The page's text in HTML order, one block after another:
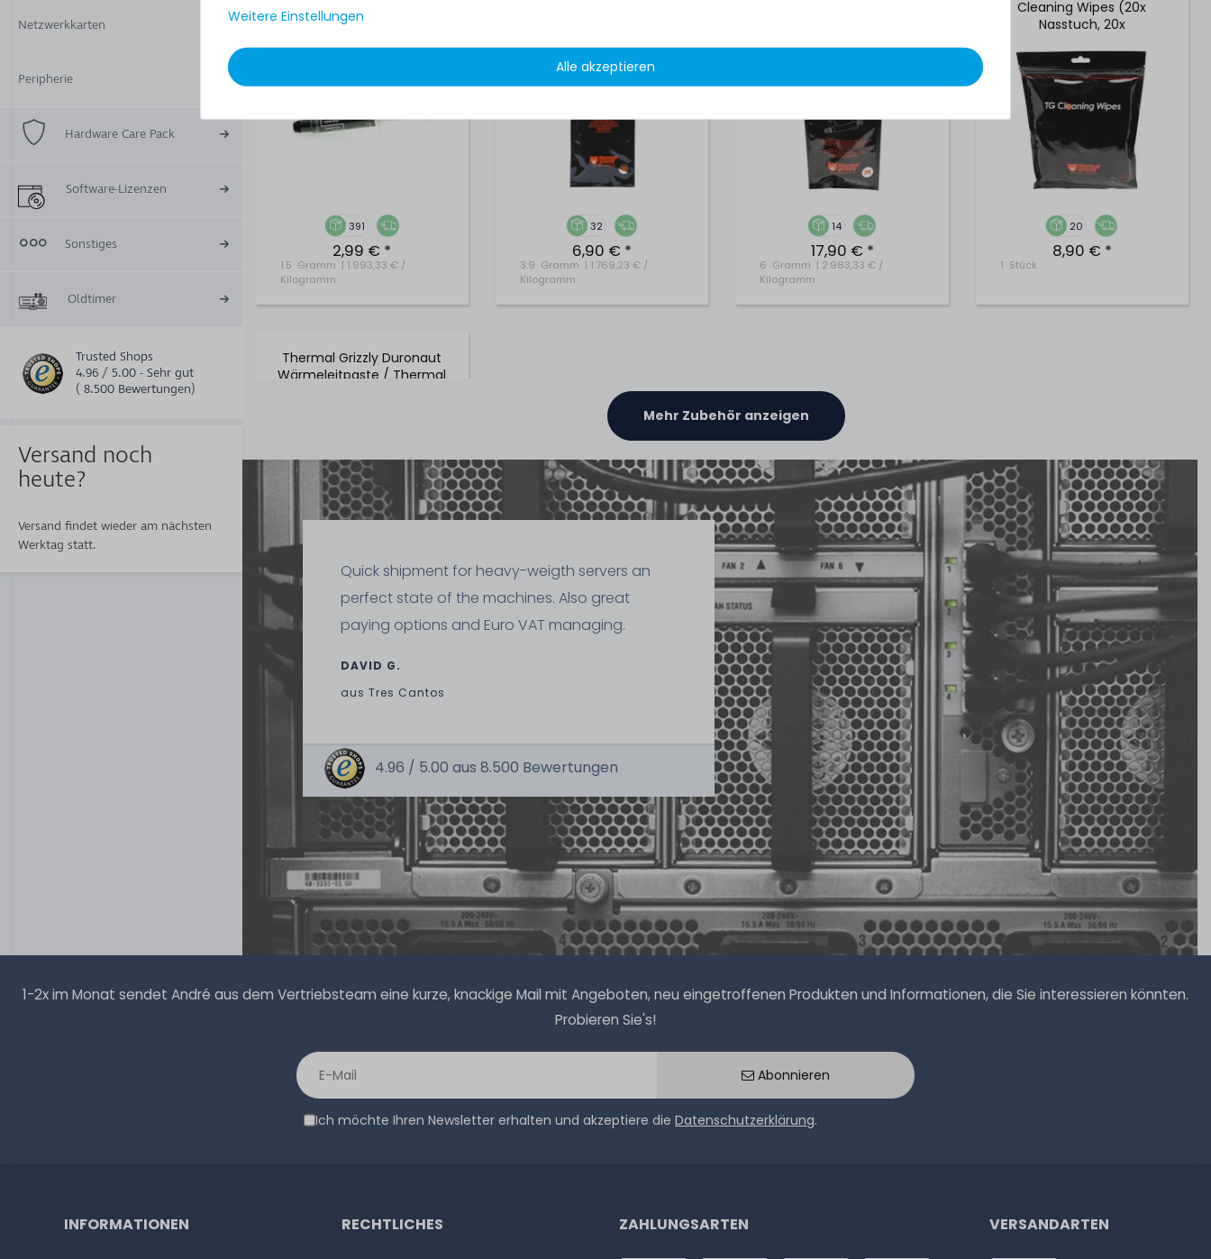
Netzwerkkarten
Peripherie
Hardware Care Pack
Software-Lizenzen
Sonstiges
Oldtimer
Trusted Shops
4.96 / 5.00 - Sehr gut
( 8.500 Bewertungen)
Versand noch
heute?
Versand findet wieder am nächsten
Werktag statt.
Paste - 1.5g Tube,
>5.15W/m-k
391
2,99 € *
1.5 Gramm | 1.993,33 € /
Kilogramm
32
6,90 € *
3.9 Gramm | 1.769,23 € /
Kilogramm
14
17,90 € *
6 Gramm | 2.983,33 € /
Kilogramm
Cleaning Wipes (20x
Nasstuch, 20x
20
8,90 € *
1 Stück
Thermal Grizzly Duronaut
Wärmeleitpaste / Thermal
9,90 € *
Kilogramm
Mehr Zubehör anzeigen
Quick shipment for heavy-weigth servers an
perfect state of the machines. Also great
paying options and Euro VAT managing.
DAVID G.
aus Tres Cantos
4.96 / 5.00 aus 8.500 Bewertungen
1-2x im Monat sendet André aus dem Vertriebsteam eine kurze, knackige Mail mit Angeboten, neu eingetroffenen Produkten und Informationen, die Sie interessieren könnten.
Probieren Sie's!
Abonnieren
Ich möchte Ihren Newsletter erhalten und akzeptiere die Datenschutzerklärung.
Weitere Einstellungen
Alle akzeptieren
INFORMATIONEN RECHTLICHES ZAHLUNGSARTEN VERSANDARTEN